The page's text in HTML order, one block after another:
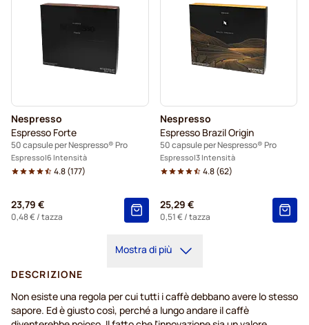
Nespresso
Espresso Forte
50 capsule per Nespresso® Pro
Espresso 6 Intensità
4.8(177)
23,79 €
0,48 €/ tazza
Nespresso
Espresso Brazil Origin
50 capsule per Nespresso® Pro
Espresso 3 Intensità
4.8(62)
25,29 €
0,51 €/ tazza
Mostra di più
DESCRIZIONE
Non esiste una regola per cui tutti i caffè debbano avere lo stesso
sapore. Ed è giusto così, perché a lungo andare il caffè